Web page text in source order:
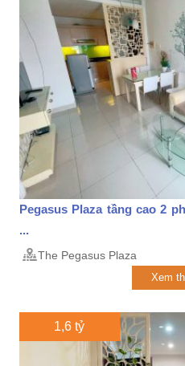
Pegasus Plaza tầng cao 2
...
The Pegasus Plaza
Xem
1,6 tỷ